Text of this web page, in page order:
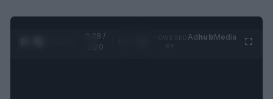
0:29 /
1:20
AdhubMedia